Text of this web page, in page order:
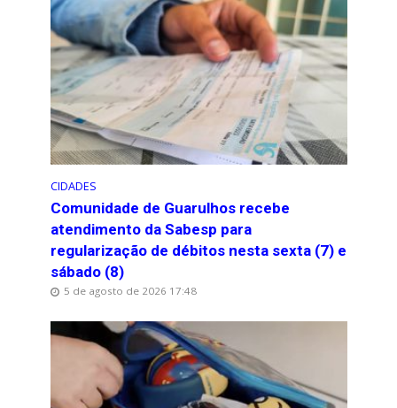
CIDADES
Comunidade de Guarulhos recebe
atendimento da Sabesp para
regularização de débitos nesta sexta (7) e
sábado (8)
5 de agosto de 2026 17:48